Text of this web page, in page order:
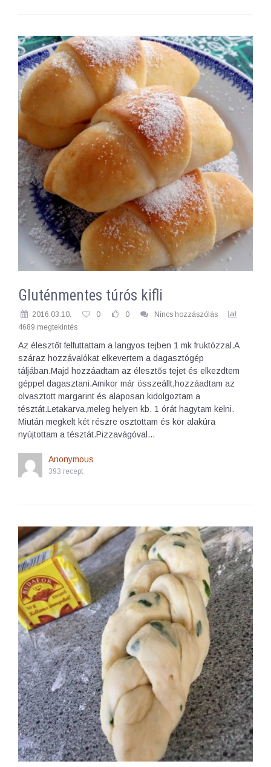
Gluténmentes túrós kifli
2016.03.10. 0 0
Nincs hozzászólás
4689 megtekintés
Az élesztőt felfuttattam a langyos tejben 1 mk fruktózzal.A
száraz hozzávalókat elkevertem a dagasztógép
táljában.Majd hozzáadtam az élesztős tejet és elkezdtem
géppel dagasztani.Amikor már összeállt,hozzáadtam az
olvasztott margarint és alaposan kidolgoztam a
tésztát.Letakarva,meleg helyen kb. 1 órát hagytam kelni.
Miután megkelt két részre osztottam és kör alakúra
nyújtottam a tésztát.Pizzavágóval…
Anonymous
393 recept